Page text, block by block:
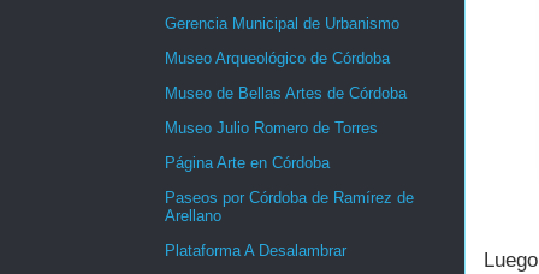
Gerencia Municipal de Urbanismo
Museo Arqueológico de Córdoba
Museo de Bellas Artes de Córdoba
Museo Julio Romero de Torres
Página Arte en Córdoba
Paseos por Córdoba de Ramírez de
Arellano
Plataforma A Desalambrar